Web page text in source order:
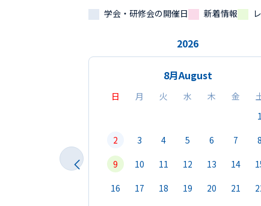
学会・研修会の開催日 新着情報
2026
8月August
日 月 火 水 木 金
1
2
3 4 5 6 7
8
9
10 11 12 13 14
16
17 18 19 20 21